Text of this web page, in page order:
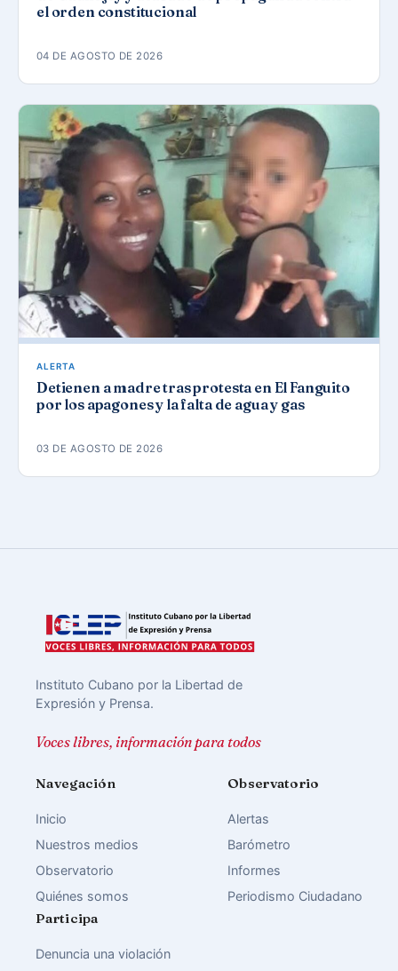
el orden constitucional
04 DE AGOSTO DE 2026
ALERTA
Detienen a madre tras protesta en El Fanguito
por los apagones y la falta de agua y gas
03 DE AGOSTO DE 2026
Instituto Cubano por la Libertad de
Expresión y Prensa.
Voces libres, información para todos
Navegación
Inicio
Nuestros medios
Observatorio
Quiénes somos
Observatorio
Alertas
Barómetro
Informes
Periodismo Ciudadano
Participa
Denuncia una violación